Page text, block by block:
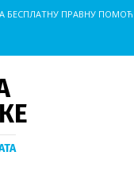
БЕСПЛАТНУ ПРАВНУ ПОМОЋ